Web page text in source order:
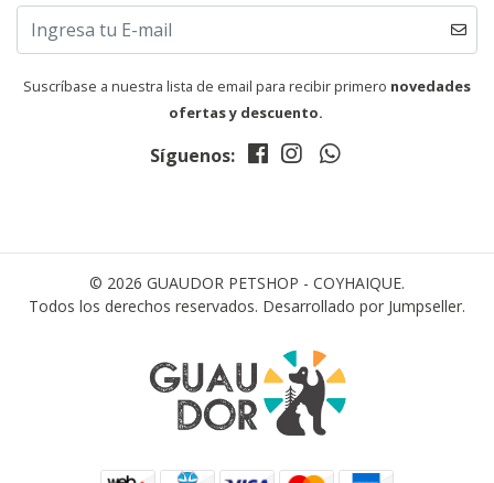
Suscríbase a nuestra lista de email para recibir primero novedades
ofertas y descuento.
Síguenos:
© 2026 GUAUDOR PETSHOP - COYHAIQUE.
Todos los derechos reservados. Desarrollado por Jumpseller.